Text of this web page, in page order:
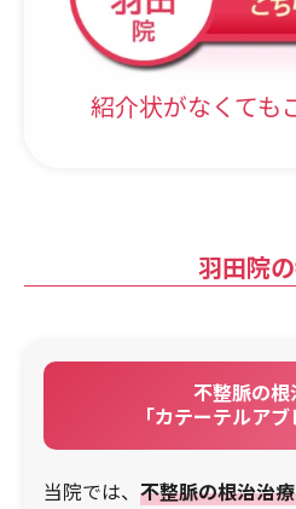
紹介状がなくても
羽田院
不整脈の根
「カテーテルアブ
当院では、 不整脈の根治治療